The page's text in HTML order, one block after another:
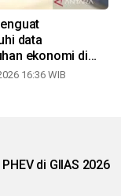
data
ekonomi di
16:36 WIB
di GIIAS 2026